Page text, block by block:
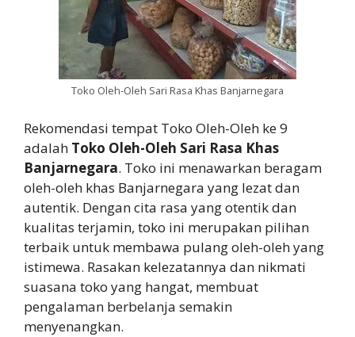
Toko Oleh-Oleh Sari Rasa Khas Banjarnegara
Rekomendasi tempat Toko Oleh-Oleh ke 9
adalah Toko Oleh-Oleh Sari Rasa Khas
Banjarnegara. Toko ini menawarkan beragam
oleh-oleh khas Banjarnegara yang lezat dan
autentik. Dengan cita rasa yang otentik dan
kualitas terjamin, toko ini merupakan pilihan
terbaik untuk membawa pulang oleh-oleh yang
istimewa. Rasakan kelezatannya dan nikmati
suasana toko yang hangat, membuat
pengalaman berbelanja semakin
menyenangkan.